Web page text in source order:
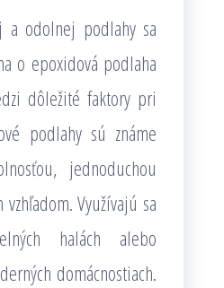
a odolnej podlahy sa
o epoxidová podlaha
dôležité faktory pri
podlahy sú známe
jednoduchou
Využívajú sa
halách alebo
domácnostiach.